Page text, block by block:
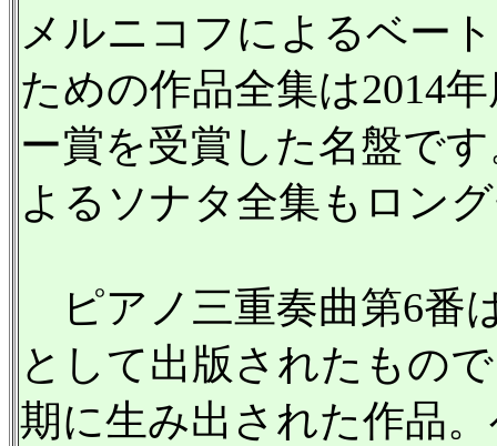
メルニコフによるベー
ための作品全集は2014
ー賞を受賞した名盤で
よるソナタ全集もロン
ピアノ三重奏曲第6番
として出版されたもの
期に生み出された作品